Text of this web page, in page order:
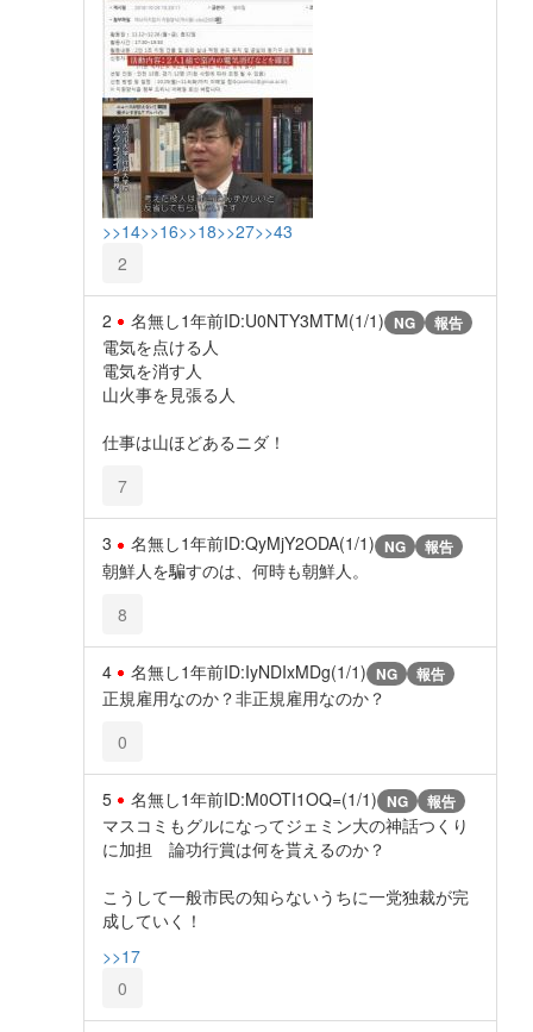
>>14>>16>>18>>27>>43
2
2 名無し1年前ID:U0NTY3MTM(1/1) NG 報告
電気を点ける人
電気を消す人
山火事を見張る人
仕事は山ほどあるニダ！
7
3 名無し1年前ID:QyMjY2ODA(1/1) NG 報告
朝鮮人を騙すのは、何時も朝鮮人。
8
4 名無し1年前ID:IyNDIxMDg(1/1) NG 報告
正規雇用なのか？非正規雇用なのか？
0
5 名無し1年前ID:M0OTI1OQ=(1/1) NG 報告
マスコミもグルになってジェミン大の神話つくり
に加担 論功行賞は何を貰えるのか？
こうして一般市民の知らないうちに一党独裁が完
成していく！
>>17
0